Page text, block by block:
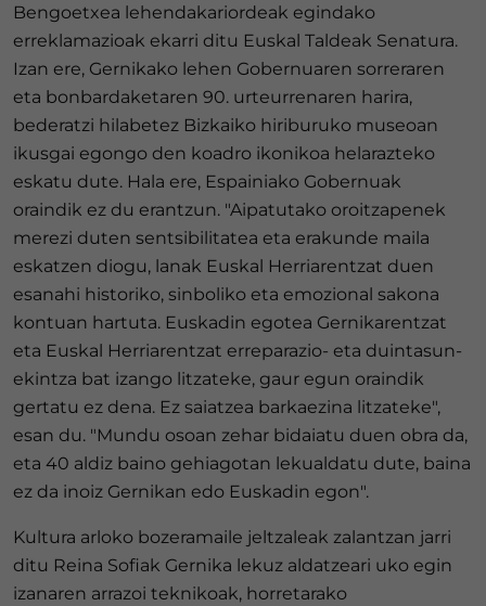
Bengoetxea lehendakariordeak egindako
erreklamazioak ekarri ditu Euskal Taldeak Senatura.
Izan ere, Gernikako lehen Gobernuaren sorreraren
eta bonbardaketaren 90. urteurrenaren harira,
bederatzi hilabetez Bizkaiko hiriburuko museoan
ikusgai egongo den koadro ikonikoa helarazteko
eskatu dute. Hala ere, Espainiako Gobernuak
oraindik ez du erantzun. "Aipatutako oroitzapenek
merezi duten sentsibilitatea eta erakunde maila
eskatzen diogu, lanak Euskal Herriarentzat duen
esanahi historiko, sinboliko eta emozional sakona
kontuan hartuta. Euskadin egotea Gernikarentzat
eta Euskal Herriarentzat erreparazio- eta duintasun-
ekintza bat izango litzateke, gaur egun oraindik
gertatu ez dena. Ez saiatzea barkaezina litzateke",
esan du. "Mundu osoan zehar bidaiatu duen obra da,
eta 40 aldiz baino gehiagotan lekualdatu dute, baina
ez da inoiz Gernikan edo Euskadin egon".
Kultura arloko bozeramaile jeltzaleak zalantzan jarri
ditu Reina Sofiak Gernika lekuz aldatzeari uko egin
izanaren arrazoi teknikoak, horretarako